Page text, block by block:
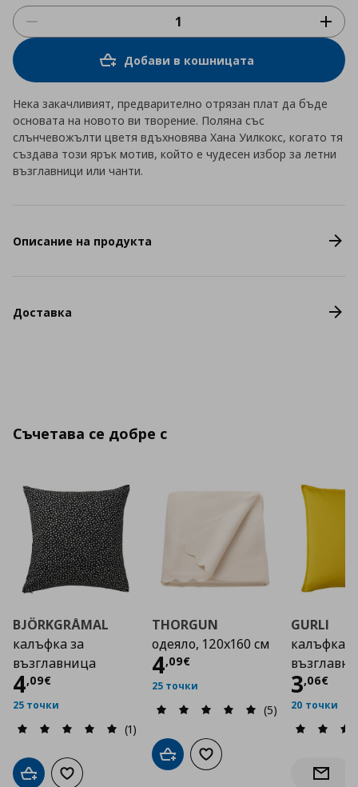
Добави в кошницата
Нека закачливият, предварително отрязан плат да бъде
основата на новото ви творение. Поляна със
слънчевожълти цветя вдъхновява Хана Уилкокс, когато тя
създава този ярък мотив, който е чудесен избор за летни
възглавници или чанти.
Описание на продукта
Доставка
Съчетава се добре с
BJÖRKGRÅMAL
калъфка за
възглавница
4,09€
Цена
25 точки
(1)
Добави в кошницата
Добави към списъка с любими
THORGUN
одеяло, 120x160 см
4,09€
Цена
25 точки
(5)
Добави в кошницата
Добави към списъка с
GURLI
калъфка
3,06€
Цена
20 точки